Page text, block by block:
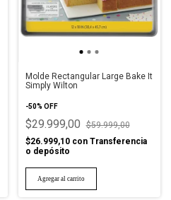
Molde Rectangular Large Bake It
Simply Wilton
-50% OFF
$29.999,00
$59.999,00
$26.999,10 con Transferencia
o depósito